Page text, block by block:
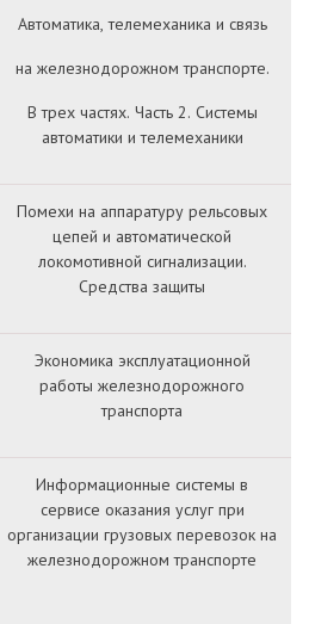
Автоматика, телемеханика и связь
на железнодорожном транспорте.
В трех частях. Часть 2. Системы
автоматики и телемеханики
Помехи на аппаратуру рельсовых
цепей и автоматической
локомотивной сигнализации.
Средства защиты
Экономика эксплуатационной
работы железнодорожного
транспорта
Информационные системы в
сервисе оказания услуг при
организации грузовых перевозок на
железнодорожном транспорте